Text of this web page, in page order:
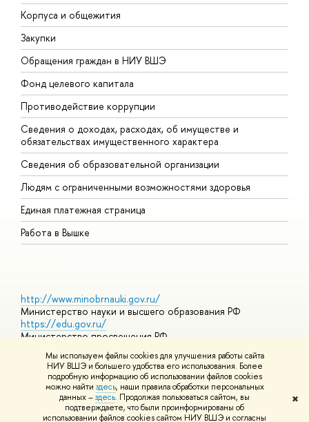
Мы используем файлы cookies для улучшения работы сайта
НИУ ВШЭ и большего удобства его использования. Более
подробную информацию об использовании файлов cookies
можно найти здесь, наши правила обработки персональных
данных –здесь. Продолжая пользоваться сайтом, вы
подтверждаете, что были проинформированы об
использовании файлов cookies сайтом НИУ ВШЭ и согласны
✖
Корпуса и общежития
Закупки
Обращения граждан в НИУ ВШЭ
Фонд целевого капитала
Противодействие коррупции
Сведения о доходах, расходах, об имуществе и
обязательствах имущественного характера
Сведения об образовательной организации
Людям с ограниченными возможностями здоровья
Единая платежная страница
Работа в Вышке
http://www.minobrnauki.gov.ru/
Министерство науки и высшего образования РФ
https://edu.gov.ru/
Министерство просвещения РФ
https://elearning.hse.ru/mooc
Массовые открытые онлайн-курсы
© НИУ ВШЭ 1993–2026 Адреса и контактыУсловия
использования материалов Политика конфиденциальности